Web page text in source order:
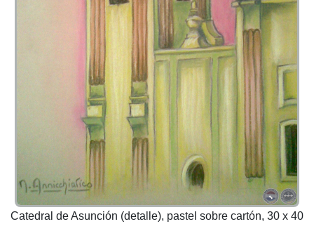
Catedral de Asunción (detalle), pastel sobre cartón, 30 x 40